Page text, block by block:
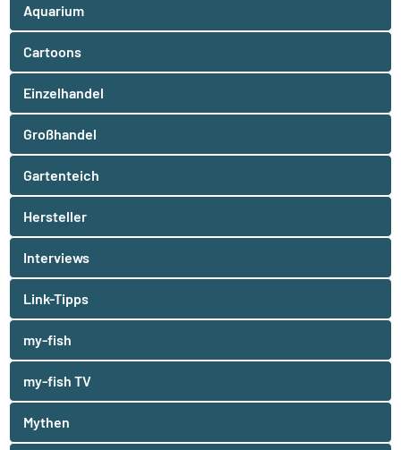
Aquarium
Cartoons
Einzelhandel
Großhandel
Gartenteich
Hersteller
Interviews
Link-Tipps
my-fish
my-fish TV
Mythen